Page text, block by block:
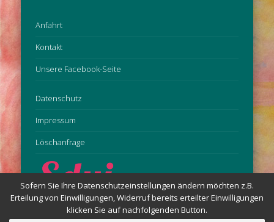
Anfahrt
Kontakt
Unsere Facebook-Seite
Datenschutz
Impressum
Löschanfrage
Sofern Sie Ihre Datenschutzeinstellungen ändern möchten z.B.
Erteilung von Einwilligungen, Widerruf bereits erteilter Einwilligungen
klicken Sie auf nachfolgenden Button.